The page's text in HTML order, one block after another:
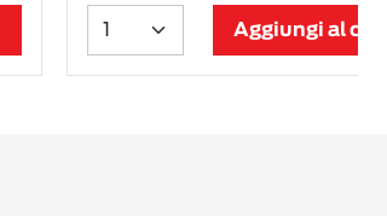
Aggiungi al